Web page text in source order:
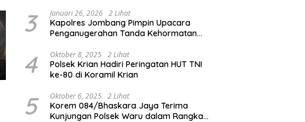
3 Januari 26, 2026 2 Lihat
Kapolres Jombang Pimpin Upacara
Penganugerahan Tanda Kehormatan
Polri
4 Oktober 8, 2025 2 Lihat
Polsek Krian Hadiri Peringatan HUT TNI
ke-80 di Koramil Krian
5 Oktober 6, 2025 2 Lihat
Korem 084/Bhaskara Jaya Terima
Kunjungan Polsek Waru dalam Rangka